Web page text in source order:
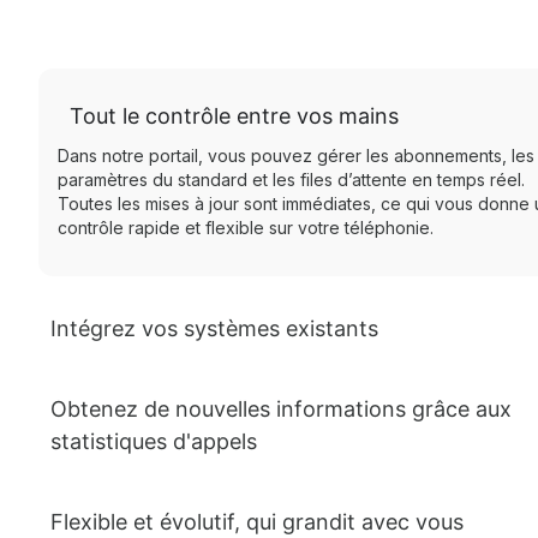
Tout le contrôle entre vos mains
Dans notre portail, vous pouvez gérer les abonnements, les
paramètres du standard et les files d’attente en temps réel.
Toutes les mises à jour sont immédiates, ce qui vous donne
contrôle rapide et flexible sur votre téléphonie.
Intégrez vos systèmes existants
Obtenez de nouvelles informations grâce aux
statistiques d'appels
Flexible et évolutif, qui grandit avec vous